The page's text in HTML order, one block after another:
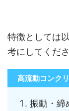
特徴としては
考にしてくださ
高流動コンク
振動・締